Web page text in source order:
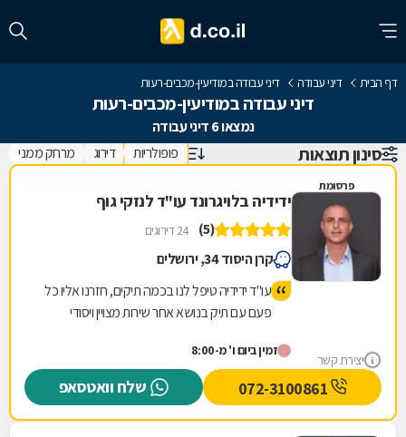
דף הבית דיני עבודה דיני עבודה במודיעין-מכבים-רעות
דיני עבודה במודיעין-מכבים-רעות
נמצאו 6 דיני עבודה
סינון תוצאות פופולריות דירוג מרחק ממני
פרסומת
יצירת קשר
ידידיה בלויגרונד עו"ד לנזקי גוף
(5) 24 דירוגים
קרן היסוד 34, ירושלים
עו"ד ידידיה טיפל לנו בכמה תיקים, חזרנו אליו כל
פעם עם תיק בנושא אחר שירות מצויין ויסודי
זמין ביום ו' מ-8:00
שלח וואטסאפ